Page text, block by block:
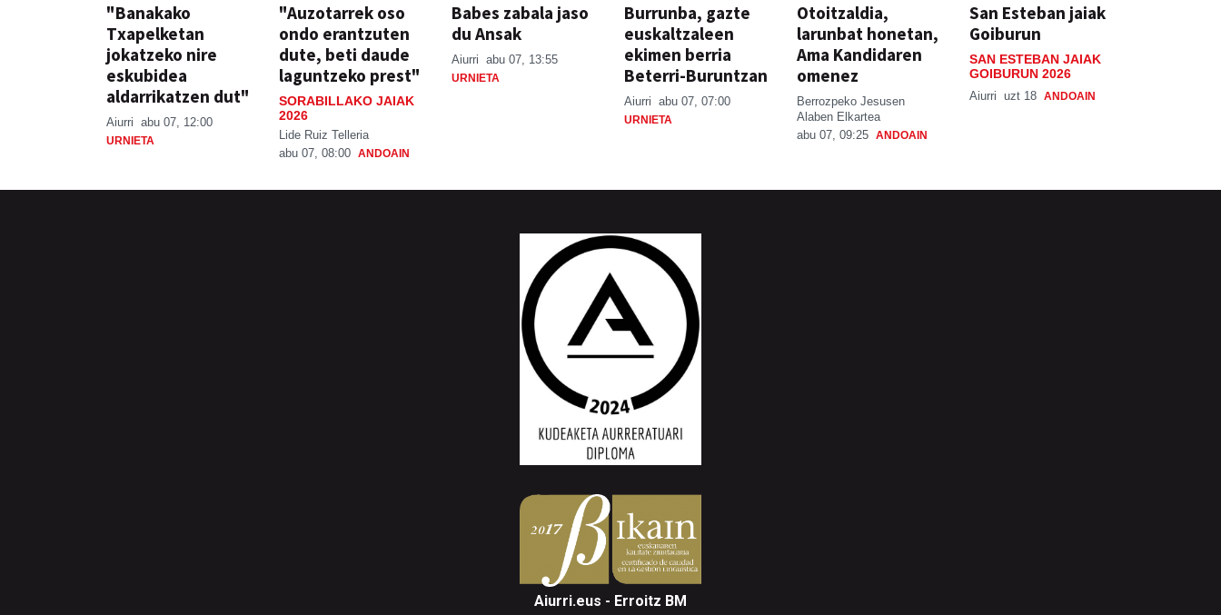
"Banakako
Txapelketan
jokatzeko nire
eskubidea
aldarrikatzen dut"
Aiurri abu 07, 12:00
URNIETA
"Auzotarrek oso
ondo erantzuten
dute, beti daude
laguntzeko prest"
SORABILLAKO JAIAK
2026
Lide Ruiz Telleria
abu 07, 08:00 ANDOAIN
Babes zabala jaso
du Ansak
Aiurri abu 07, 13:55
URNIETA
Burrunba, gazte
euskaltzaleen
ekimen berria
Beterri-Buruntzan
Aiurri abu 07, 07:00
URNIETA
Otoitzaldia,
larunbat honetan,
Ama Kandidaren
omenez
Berrozpeko Jesusen
Alaben Elkartea
abu 07, 09:25 ANDOAIN
San Esteban jaiak
Goiburun
SAN ESTEBAN JAIAK
GOIBURUN 2026
Aiurri uzt 18 ANDOAIN
Aiurri.eus - Erroitz BM